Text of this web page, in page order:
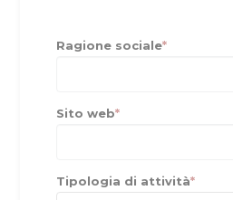
Ragione sociale*
Sito web*
Tipologia di attività*